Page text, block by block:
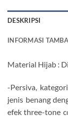
DESKRIPSI
INFORMASI
Material Hijab :
-Persiva,
jenis benang
efek three-tone